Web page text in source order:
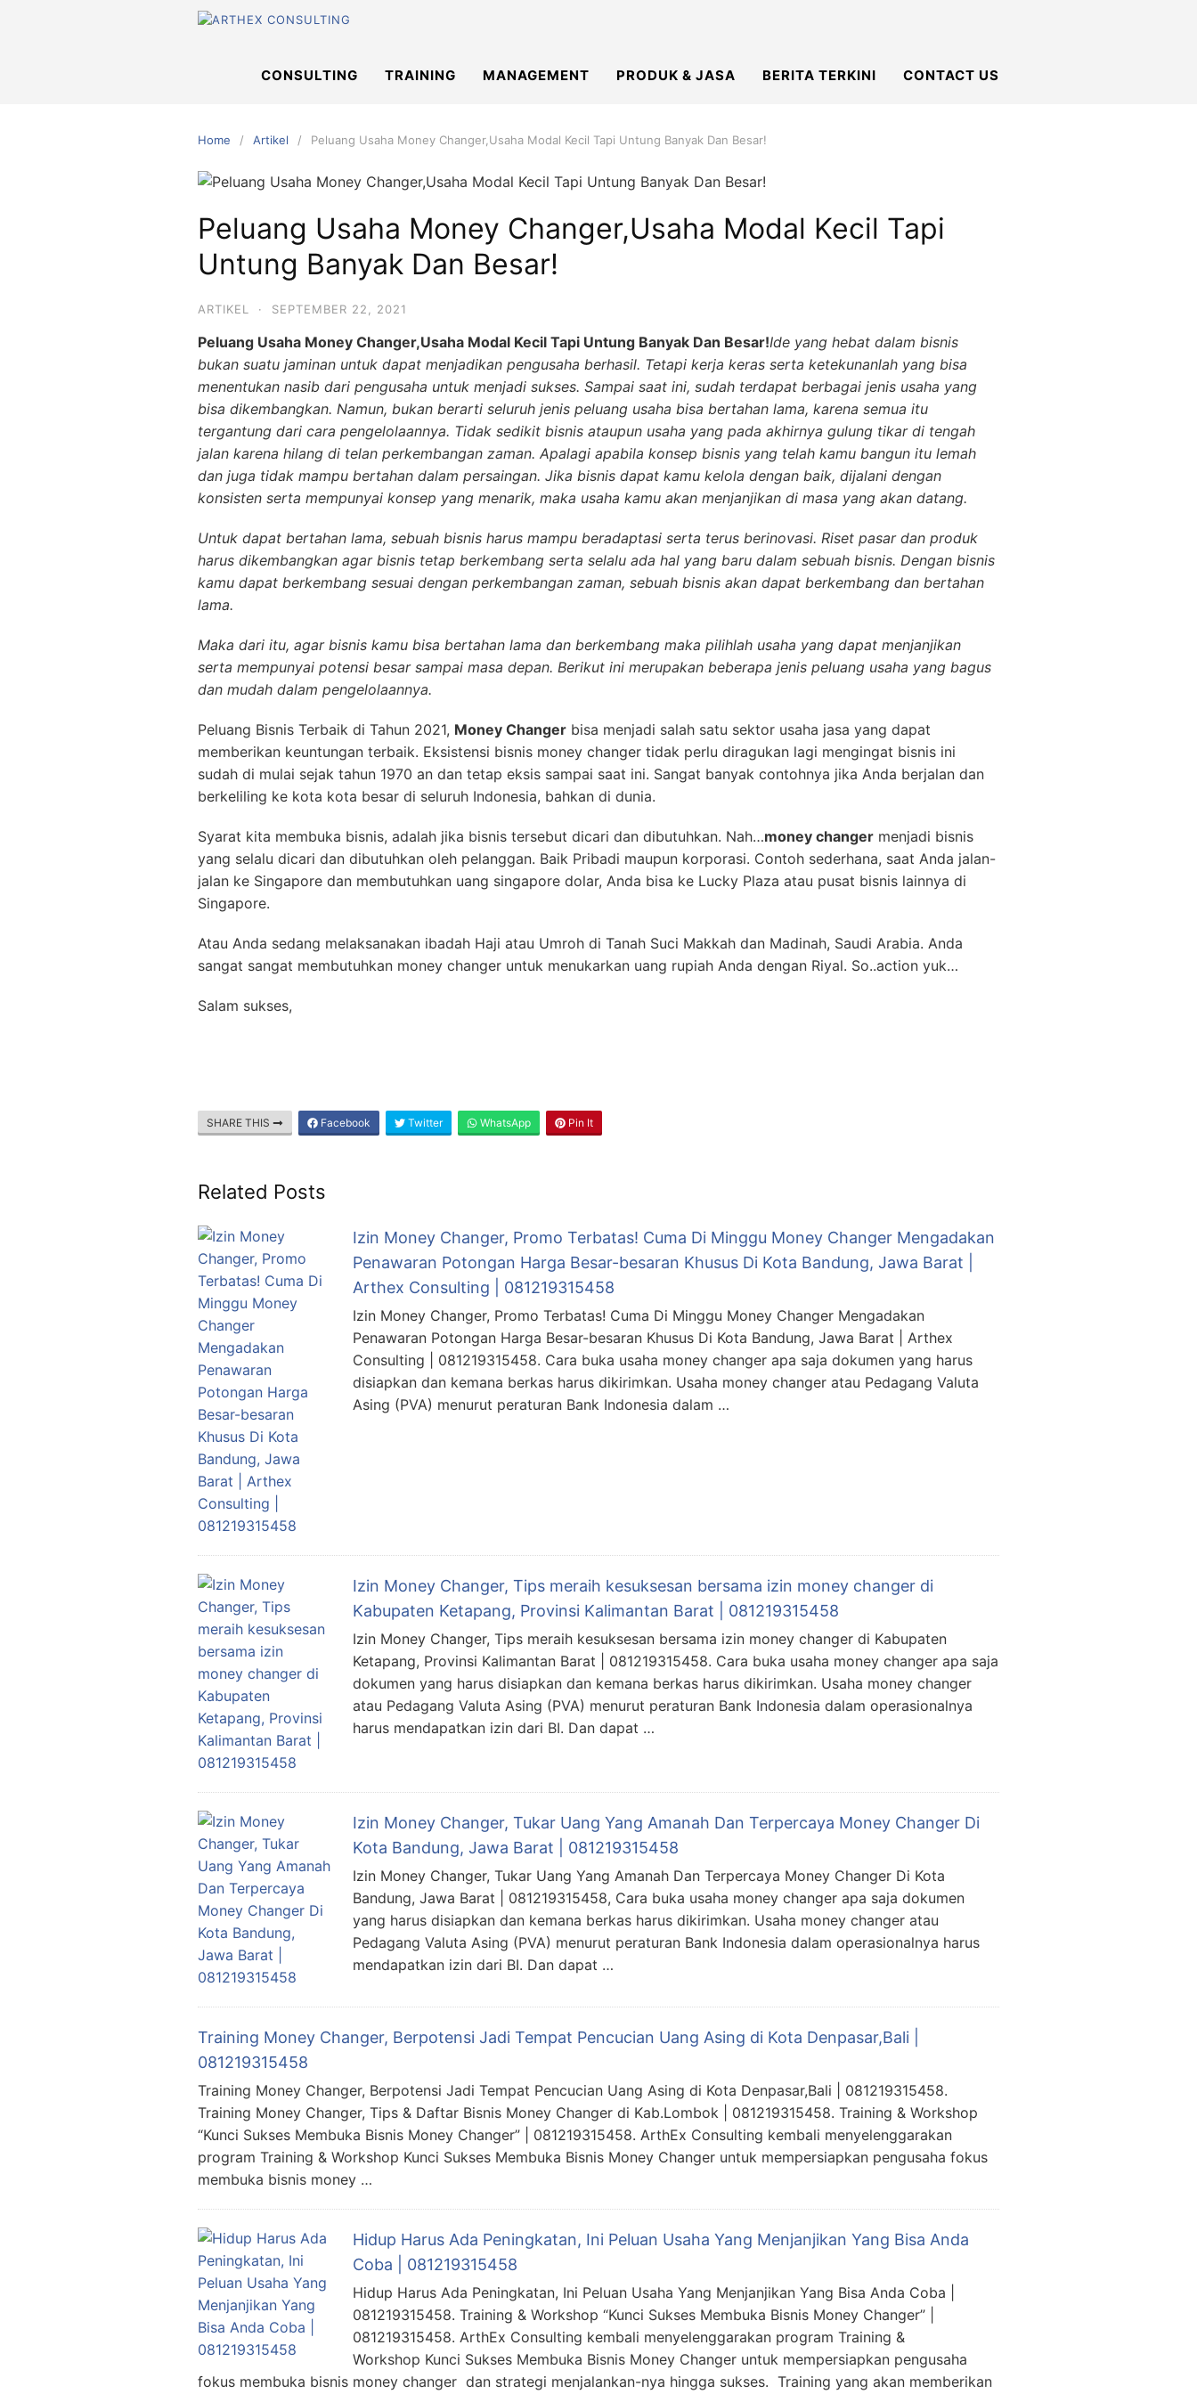
CONSULTING TRAINING MANAGEMENT PRODUK & JASA BERITA TERKINI CONTACT US
Home Artikel Peluang Usaha Money Changer,Usaha Modal Kecil Tapi Untung Banyak Dan Besar!
Peluang Usaha Money Changer,Usaha Modal Kecil Tapi
Untung Banyak Dan Besar!
ARTIKEL · SEPTEMBER 22, 2021
Peluang Usaha Money Changer,Usaha Modal Kecil Tapi Untung Banyak Dan Besar!Ide yang hebat dalam bisnis
bukan suatu jaminan untuk dapat menjadikan pengusaha berhasil. Tetapi kerja keras serta ketekunanlah yang bisa
menentukan nasib dari pengusaha untuk menjadi sukses. Sampai saat ini, sudah terdapat berbagai jenis usaha yang
bisa dikembangkan. Namun, bukan berarti seluruh jenis peluang usaha bisa bertahan lama, karena semua itu
tergantung dari cara pengelolaannya. Tidak sedikit bisnis ataupun usaha yang pada akhirnya gulung tikar di tengah
jalan karena hilang di telan perkembangan zaman. Apalagi apabila konsep bisnis yang telah kamu bangun itu lemah
dan juga tidak mampu bertahan dalam persaingan. Jika bisnis dapat kamu kelola dengan baik, dijalani dengan
konsisten serta mempunyai konsep yang menarik, maka usaha kamu akan menjanjikan di masa yang akan datang.
Untuk dapat bertahan lama, sebuah bisnis harus mampu beradaptasi serta terus berinovasi. Riset pasar dan produk
harus dikembangkan agar bisnis tetap berkembang serta selalu ada hal yang baru dalam sebuah bisnis. Dengan bisnis
kamu dapat berkembang sesuai dengan perkembangan zaman, sebuah bisnis akan dapat berkembang dan bertahan
lama.
Maka dari itu, agar bisnis kamu bisa bertahan lama dan berkembang maka pilihlah usaha yang dapat menjanjikan
serta mempunyai potensi besar sampai masa depan. Berikut ini merupakan beberapa jenis peluang usaha yang bagus
dan mudah dalam pengelolaannya.
Peluang Bisnis Terbaik di Tahun 2021, Money Changer bisa menjadi salah satu sektor usaha jasa yang dapat
memberikan keuntungan terbaik. Eksistensi bisnis money changer tidak perlu diragukan lagi mengingat bisnis ini
sudah di mulai sejak tahun 1970 an dan tetap eksis sampai saat ini. Sangat banyak contohnya jika Anda berjalan dan
berkeliling ke kota kota besar di seluruh Indonesia, bahkan di dunia.
Syarat kita membuka bisnis, adalah jika bisnis tersebut dicari dan dibutuhkan. Nah…money changer menjadi bisnis
yang selalu dicari dan dibutuhkan oleh pelanggan. Baik Pribadi maupun korporasi. Contoh sederhana, saat Anda jalan-
jalan ke Singapore dan membutuhkan uang singapore dolar, Anda bisa ke Lucky Plaza atau pusat bisnis lainnya di
Singapore.
Atau Anda sedang melaksanakan ibadah Haji atau Umroh di Tanah Suci Makkah dan Madinah, Saudi Arabia. Anda
sangat sangat membutuhkan money changer untuk menukarkan uang rupiah Anda dengan Riyal. So..action yuk…
Salam sukses,
SHARE THIS Facebook Twitter WhatsApp Pin It
Related Posts
Izin Money Changer, Promo Terbatas! Cuma Di Minggu Money Changer Mengadakan
Penawaran Potongan Harga Besar-besaran Khusus Di Kota Bandung, Jawa Barat |
Arthex Consulting | 081219315458
Izin Money Changer, Promo Terbatas! Cuma Di Minggu Money Changer Mengadakan
Penawaran Potongan Harga Besar-besaran Khusus Di Kota Bandung, Jawa Barat | Arthex
Consulting | 081219315458. Cara buka usaha money changer apa saja dokumen yang harus
disiapkan dan kemana berkas harus dikirimkan. Usaha money changer atau Pedagang Valuta
Asing (PVA) menurut peraturan Bank Indonesia dalam …
Izin Money Changer, Tips meraih kesuksesan bersama izin money changer di
Kabupaten Ketapang, Provinsi Kalimantan Barat | 081219315458
Izin Money Changer, Tips meraih kesuksesan bersama izin money changer di Kabupaten
Ketapang, Provinsi Kalimantan Barat | 081219315458. Cara buka usaha money changer apa saja
dokumen yang harus disiapkan dan kemana berkas harus dikirimkan. Usaha money changer
atau Pedagang Valuta Asing (PVA) menurut peraturan Bank Indonesia dalam operasionalnya
harus mendapatkan izin dari BI. Dan dapat …
Izin Money Changer, Tukar Uang Yang Amanah Dan Terpercaya Money Changer Di
Kota Bandung, Jawa Barat | 081219315458
Izin Money Changer, Tukar Uang Yang Amanah Dan Terpercaya Money Changer Di Kota
Bandung, Jawa Barat | 081219315458, Cara buka usaha money changer apa saja dokumen
yang harus disiapkan dan kemana berkas harus dikirimkan. Usaha money changer atau
Pedagang Valuta Asing (PVA) menurut peraturan Bank Indonesia dalam operasionalnya harus
mendapatkan izin dari BI. Dan dapat …
Training Money Changer, Berpotensi Jadi Tempat Pencucian Uang Asing di Kota Denpasar,Bali |
081219315458
Training Money Changer, Berpotensi Jadi Tempat Pencucian Uang Asing di Kota Denpasar,Bali | 081219315458.
Training Money Changer, Tips & Daftar Bisnis Money Changer di Kab.Lombok | 081219315458. Training & Workshop
“Kunci Sukses Membuka Bisnis Money Changer” | 081219315458. ArthEx Consulting kembali menyelenggarakan
program Training & Workshop Kunci Sukses Membuka Bisnis Money Changer untuk mempersiapkan pengusaha fokus
membuka bisnis money …
Hidup Harus Ada Peningkatan, Ini Peluan Usaha Yang Menjanjikan Yang Bisa Anda
Coba | 081219315458
Hidup Harus Ada Peningkatan, Ini Peluan Usaha Yang Menjanjikan Yang Bisa Anda Coba |
081219315458. Training & Workshop “Kunci Sukses Membuka Bisnis Money Changer” |
081219315458. ArthEx Consulting kembali menyelenggarakan program Training &
Workshop Kunci Sukses Membuka Bisnis Money Changer untuk mempersiapkan pengusaha
fokus membuka bisnis money changer dan strategi menjalankan-nya hingga sukses. Training yang akan memberikan